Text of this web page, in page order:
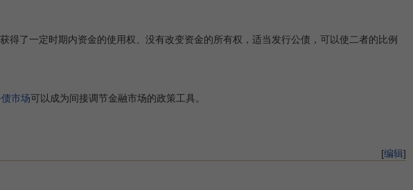
了一定时期内资金的使用权、没有改变资金的所有权，适当发行公债，可以使二者的比例
市场可以成为间接调节金融市场的政策工具。
[编辑]